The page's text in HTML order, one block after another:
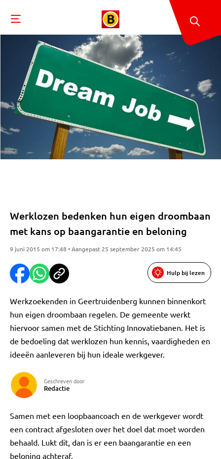
Werklozen bedenken hun eigen droombaan
met kans op baangarantie en beloning
9 juni 2015 om 17:48 • Aangepast 25 september 2025 om 14:45
Hulp bij lezen
Werkzoekenden in Geertruidenberg kunnen binnenkort
hun eigen droombaan regelen. De gemeente werkt
hiervoor samen met de Stichting Innovatiebanen. Het is
de bedoeling dat werklozen hun kennis, vaardigheden en
ideeën aanleveren bij hun ideale werkgever.
Geschreven door
Redactie
Samen met een loopbaancoach en de werkgever wordt
een contract afgesloten over het doel dat moet worden
behaald. Lukt dit, dan is er een baangarantie en een
beloning achteraf.